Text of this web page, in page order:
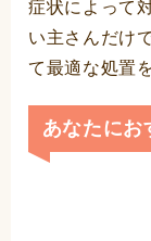
症状によって
い主さんだけ
て最適な処置
あなたにお